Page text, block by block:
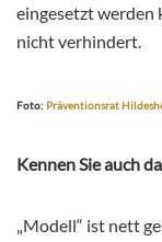
eingesetzt werden
nicht verhindert.
Foto: Präventionsrat
Kennen Sie auch
„Modell“ ist nett